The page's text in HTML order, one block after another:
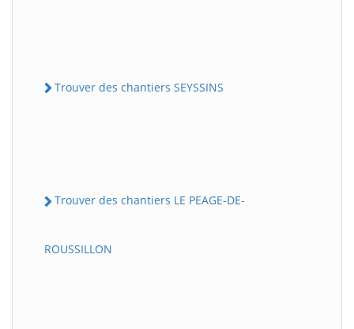
Trouver des chantiers SEYSSINS
Trouver des chantiers LE PEAGE-DE-
ROUSSILLON